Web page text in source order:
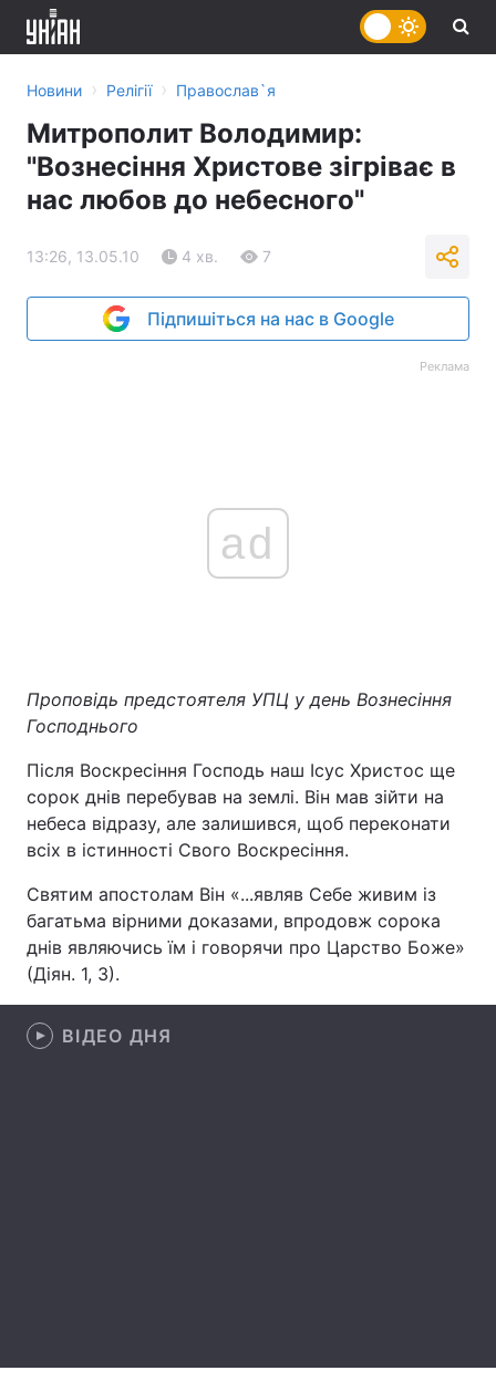
Новини › Релігії › Православ`я
Митрополит Володимир:
"Вознесіння Христове зігріває в
нас любов до небесного"
13:26, 13.05.10 4 хв. 7
Підпишіться на нас в Google
Реклама
ad
Проповідь предстоятеля УПЦ у день Вознесіння
Господнього
Після Воскресіння Господь наш Ісус Христос ще
сорок днів перебував на землі. Він мав зійти на
небеса відразу, але залишився, щоб переконати
всіх в істинності Свого Воскресіння.
Святим апостолам Він «...являв Себе живим із
багатьма вірними доказами, впродовж сорока
днів являючись їм і говорячи про Царство Боже»
(Діян. 1, 3).
ВІДЕО ДНЯ